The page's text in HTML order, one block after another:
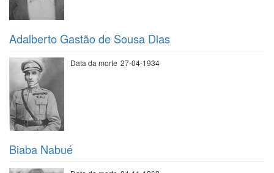
Adalberto Gastão de Sousa Dias
Data da morte 27-04-1934
Biaba Nabué